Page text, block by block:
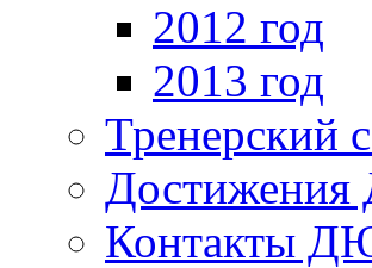
2012 год
2013 год
Тренерский
Контакты